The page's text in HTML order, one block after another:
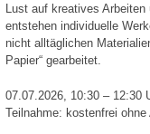
Lust auf kreatives
entstehen individuelle
nicht alltäglichen
Papier“ gearbeitet.
07.07.2026, 10:30 – 12:30
Teilnahme: kostenfrei